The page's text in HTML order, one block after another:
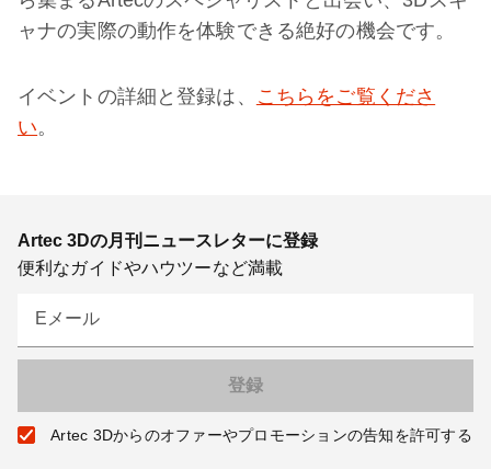
ャナの実際の動作を体験できる絶好の機会です。
イベントの詳細と登録は、
こちらをご覧くださ
い。
Artec 3Dの月刊ニュースレターに登録
便利なガイドやハウツーなど満載
Eメール
Artec 3Dからのオファーやプロモーションの告知を許可する